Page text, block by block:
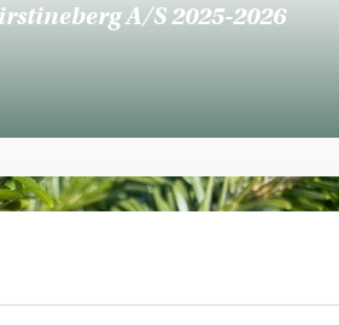
A/S 2025-2026